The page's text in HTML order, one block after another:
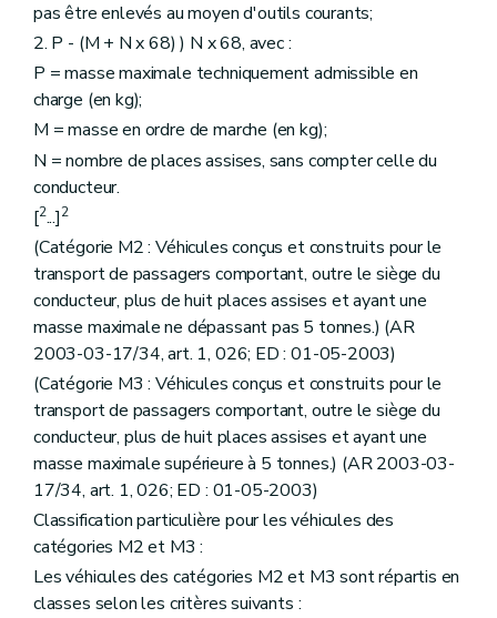
pas être enlevés au moyen d'outils courants;
2. P - (M + N x 68) ) N x 68, avec :
P = masse maximale techniquement admissible en
charge (en kg);
M = masse en ordre de marche (en kg);
N = nombre de places assises, sans compter celle du
conducteur.
[2...]2
(Catégorie M2 : Véhicules conçus et construits pour le
transport de passagers comportant, outre le siège du
conducteur, plus de huit places assises et ayant une
masse maximale ne dépassant pas 5 tonnes.) (AR
2003-03-17/34, art. 1, 026; ED : 01-05-2003)
(Catégorie M3 : Véhicules conçus et construits pour le
transport de passagers comportant, outre le siège du
conducteur, plus de huit places assises et ayant une
masse maximale supérieure à 5 tonnes.) (AR 2003-03-
17/34, art. 1, 026; ED : 01-05-2003)
Classification particulière pour les véhicules des
catégories M2 et M3 :
Les véhicules des catégories M2 et M3 sont répartis en
classes selon les critères suivants :